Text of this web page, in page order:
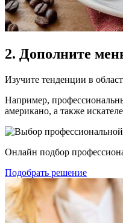
2. Дополните
Изучите тенденции в
Например,
американо, а также
Онлайн подбор
Подобрать решение